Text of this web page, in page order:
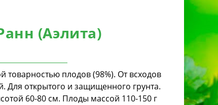
(Аэлита)
товарностью плодов (98%). От всходов
Для открытого и защищенного грунта.
60-80 см. Плоды массой 110-150 г